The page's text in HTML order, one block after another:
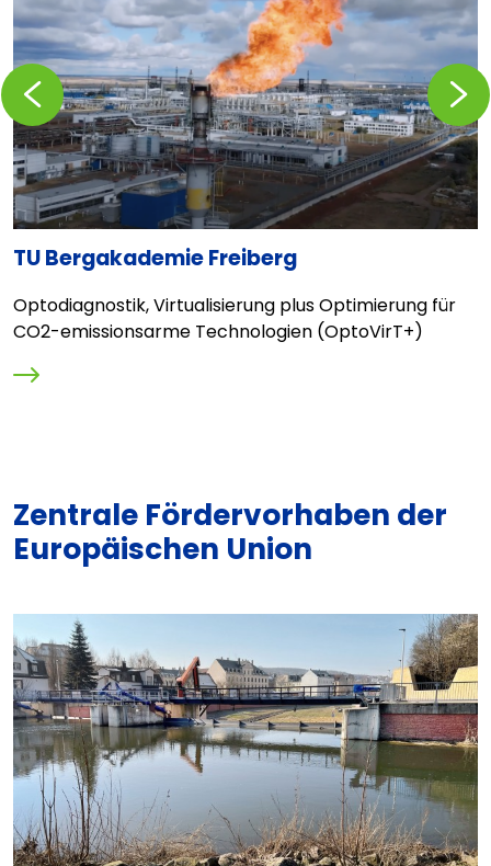
TU Bergakademie Freiberg
Optodiagnostik, Virtualisierung plus Optimierung für
CO2-emissionsarme Technologien (OptoVirT+)
Zurückblättern
Zentrale Fördervorhaben der
Europäischen Union